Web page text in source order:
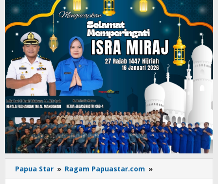
Papua Star » Ragam Papuastar.com »
Walkthrough